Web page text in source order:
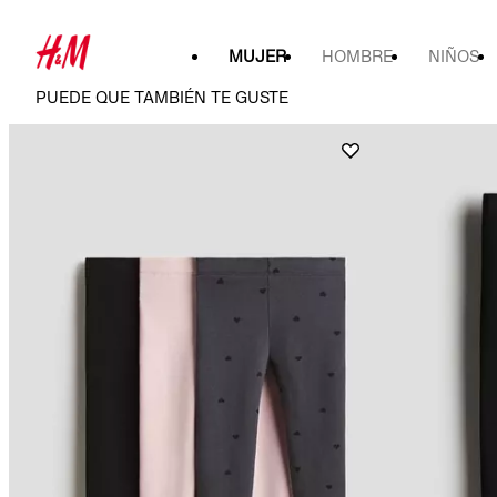
MUJER HOMBRE NIÑOS
PUEDE QUE TAMBIÉN TE GUSTE